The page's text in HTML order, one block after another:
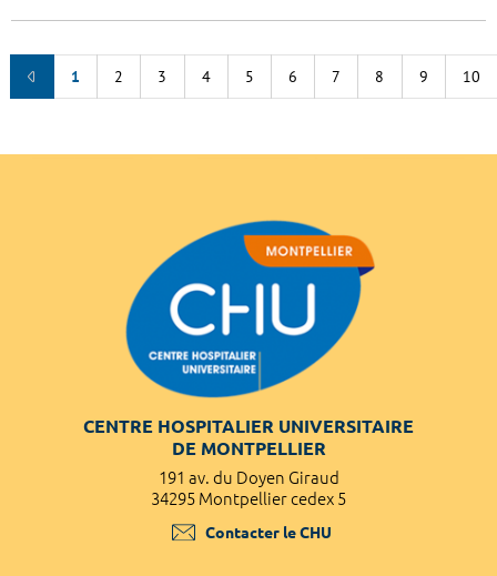
1 2 3 4 5 6 7 8 9 10
CENTRE HOSPITALIER UNIVERSITAIRE
DE MONTPELLIER
191 av. du Doyen Giraud
34295 Montpellier cedex 5
Contacter le CHU